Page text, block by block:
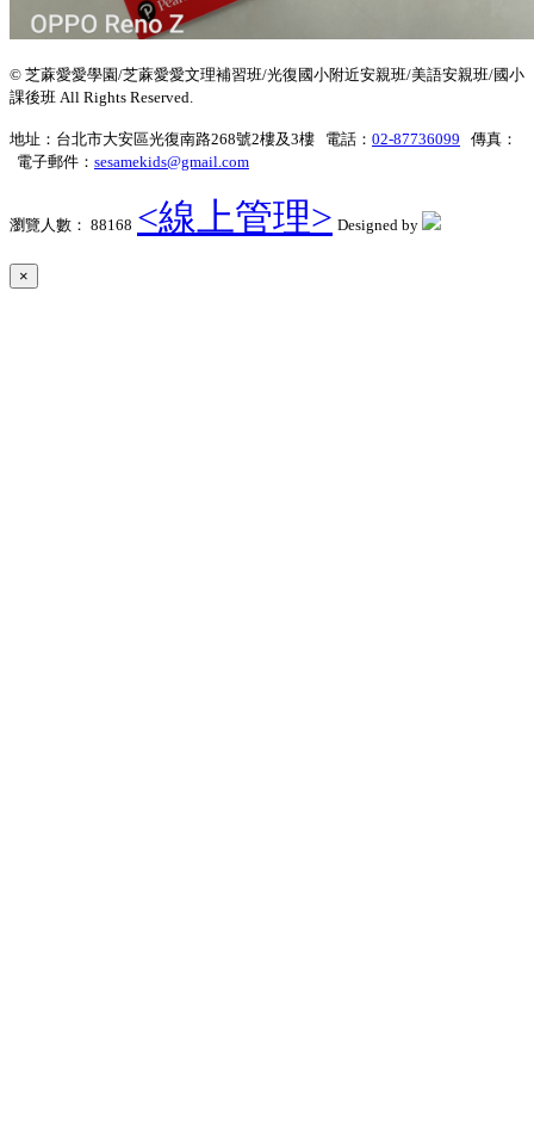
© 芝蔴愛愛學園/芝蔴愛愛文理補習班/光復國小附近安親班/美語安親班/國小
課後班 All Rights Reserved.
地址：台北市大安區光復南路268號2樓及3樓 電話： 02-87736099 傳真：
電子郵件： sesamekids@gmail.com
瀏覽人數： 88168 <線上管理> Designed by
×